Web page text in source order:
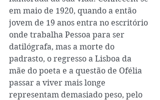
em maio de 1920, quando a então
jovem de 19 anos entra no escritório
onde trabalha Pessoa para ser
datilógrafa, mas a morte do
padrasto, o regresso a Lisboa da
mãe do poeta e a questão de Ofélia
passar a viver mais longe
representam demasiado peso, pelo